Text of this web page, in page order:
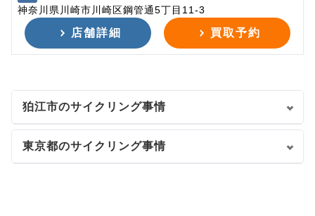
神奈川県川崎市川崎区鋼管通5丁目11-3
店舗詳細 買取予約
狛江市のサイクリング事情
東京都のサイクリング事情